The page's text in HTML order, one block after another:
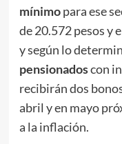
mínimopara ese
de 20.572 pesos y
y según lo
pensionadoscon
recibirán dos
abril y en mayo
a la inflación.